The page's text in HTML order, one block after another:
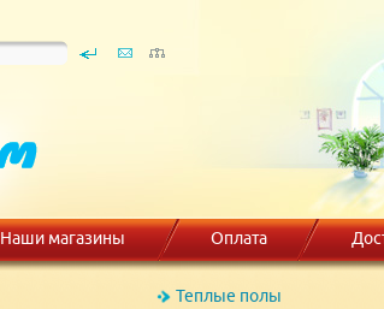
Наши магазины Оплата
Теплые полы